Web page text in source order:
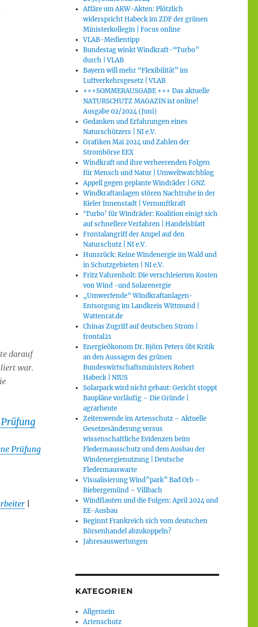
Windkraftanlagen in der VG Diez bis 2026“
darauf
war.
Prüfung
|
Affäre um AKW-Akten: Plötzlich
widerspricht Habeck im ZDF der grünen
Ministerkollegin | Focus online
VLAB-Medientipp
Bundestag winkt Windkraft-“Turbo”
durch | VLAB
Bayern will mehr “Flexibilität” im
Luftverkehrsgesetz | VLAB
+++SOMMERAUSGABE +++ Das aktuelle
NATURSCHUTZ MAGAZIN ist online!
Ausgabe 02/2024 (Juni)
Gedanken und Erfahrungen eines
Naturschützers | NI e.V.
Grafiken Mai 2024 und Zahlen der
Strombörse EEX
Windkraft und ihre verheerenden Folgen
für Mensch und Natur | Umweltwatchblog
Appell gegen geplante Windräder | GNZ
Windkraftanlagen stören Nachtruhe in der
Kieler Innenstadt | Vernunftkraft
‘Turbo’ für Windräder: Koalition einigt sich
auf schnellere Verfahren | Handelsblatt
Frontalangriff der Ampel auf den
Naturschutz | NI e.V.
Hunsrück: Keine Windenergie im Wald und
in Schutzgebieten | NI e.V.
Fritz Vahrenholt: Die verschleierten Kosten
von Wind -und Solarenergie
„Umwerfende“ Windkraftanlagen-
Entsorgung im Landkreis Wittmund |
Wattenrat.de
Chinas Zugriff auf deutschen Strom |
frontal21
Energieökonom Dr. Björn Peters übt Kritik
an den Aussagen des grünen
Bundeswirtschaftsministers Robert
Habeck | NIUS
Solarpark wird nicht gebaut: Gericht stoppt
Baupläne vorläufig – Die Gründe |
agrarheute
Zeitenwende im Artenschutz – Aktuelle
Gesetzesänderung versus
wissenschaftliche Evidenzen beim
Fledermausschutz und dem Ausbau der
Windenergienutzung | Deutsche
Fledermauswarte
Visualisierung Wind”park” Bad Orb –
Biebergemünd – Villbach
Windflauten und die Folgen: April 2024 und
EE-Ausbau
Beginnt Frankreich sich vom deutschen
Börsenhandel abzukoppeln?
Jahresauswertungen
KATEGORIEN
Allgemein
Artenschutz